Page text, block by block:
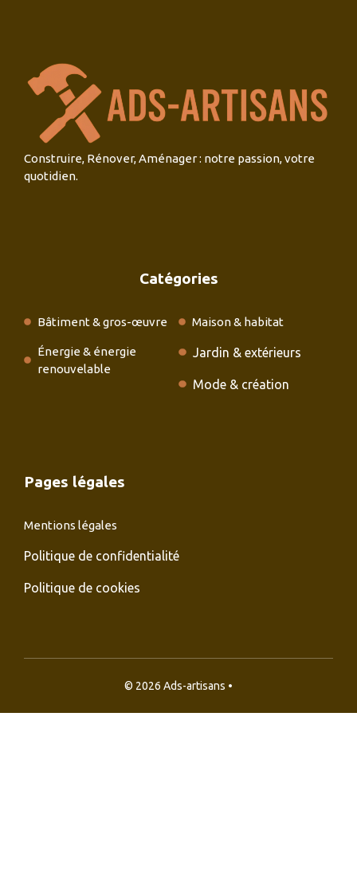
Construire, Rénover, Aménager : notre passion, votre
quotidien.
Catégories
Bâtiment & gros-œuvre
Énergie & énergie
renouvelable
Maison & habitat
Jardin & extérieurs
Mode & création
Pages légales
Mentions légales
Politique de confidentialité
Politique de cookies
© 2026 Ads-artisans •